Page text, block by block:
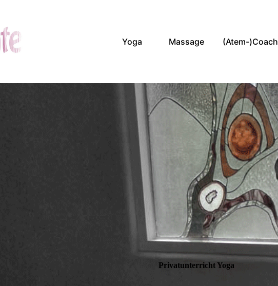
Yoga Massage (Atem-)Coach
Privatunterricht Yoga